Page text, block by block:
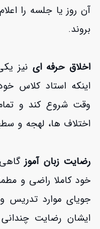
آن روز یا جلسه را
بروند.
اخلاق حرفه ای نیز
اینکه استاد کلاس
وقت شروع کند و تمام
اختلاف ها، لهجه و
رضایت زبان آموزگاهی
خود کاملا راضی و
جویای موارد
ایشان رضایت